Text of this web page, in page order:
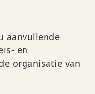
aanvullende
en
organisatie van